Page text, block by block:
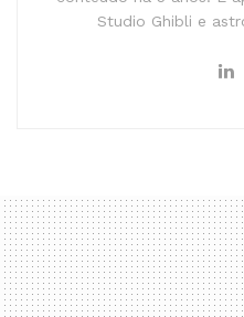
Studio Ghibli e